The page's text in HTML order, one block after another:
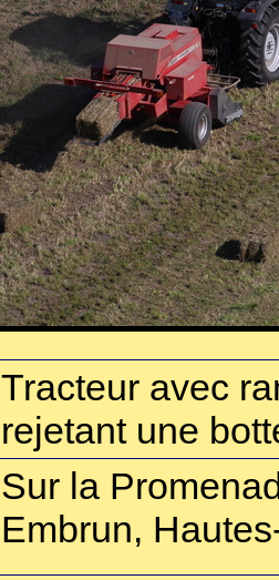
Tracteur avec
rejetant une
Sur la
Embrun,